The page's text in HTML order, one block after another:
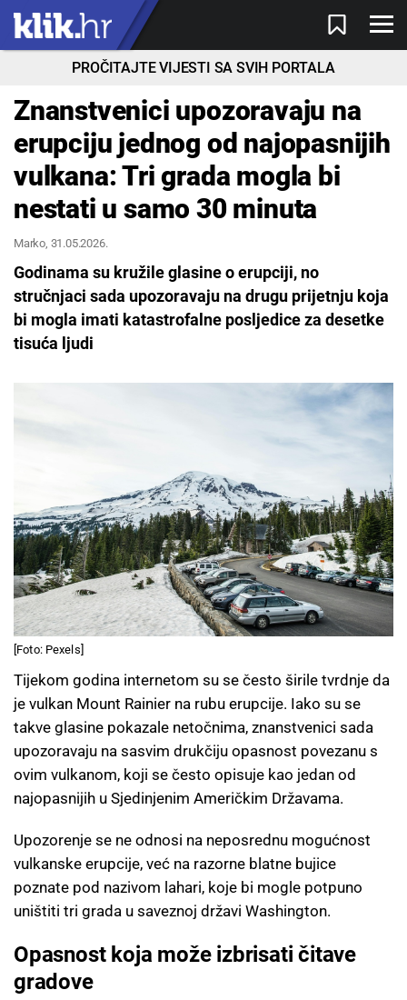
PROČITAJTE VIJESTI SA SVIH PORTALA
Znanstvenici upozoravaju na
erupciju jednog od najopasnijih
vulkana: Tri grada mogla bi
nestati u samo 30 minuta
Marko, 31.05.2026.
Godinama su kružile glasine o erupciji, no
stručnjaci sada upozoravaju na drugu prijetnju koja
bi mogla imati katastrofalne posljedice za desetke
tisuća ljudi
[Foto: Pexels]
Tijekom godina internetom su se često širile tvrdnje da
je vulkan Mount Rainier na rubu erupcije. Iako su se
takve glasine pokazale netočnima, znanstvenici sada
upozoravaju na sasvim drukčiju opasnost povezanu s
ovim vulkanom, koji se često opisuje kao jedan od
najopasnijih u Sjedinjenim Američkim Državama.
Upozorenje se ne odnosi na neposrednu mogućnost
vulkanske erupcije, već na razorne blatne bujice
poznate pod nazivom lahari, koje bi mogle potpuno
uništiti tri grada u saveznoj državi Washington.
Opasnost koja može izbrisati čitave
gradove